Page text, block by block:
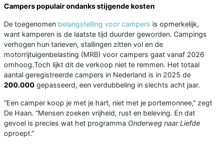
Campers populair ondanks stijgende kosten
De toegenomen belangstelling voor campers is opmerkelijk,
want kamperen is de laatste tijd duurder geworden. Campings
verhogen hun tarieven, stallingen zitten vol en de
motorrijtuigenbelasting (MRB) voor campers gaat vanaf 2026
omhoog.Toch lijkt dit de verkoop niet te remmen. Het totaal
aantal geregistreerde campers in Nederland is in 2025 de
200.000 gepasseerd, een verdubbeling in slechts acht jaar.
“Een camper koop je met je hart, niet met je portemonnee,” zegt
De Haan. “Mensen zoeken vrijheid, rust en beleving. En dat
gevoel is precies wat het programma Onderweg naar Liefde
oproept.”